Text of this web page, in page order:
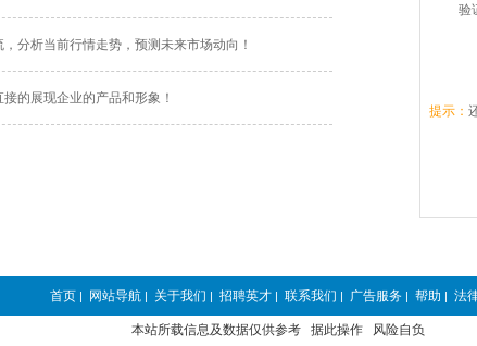
分析当前行情走势，预测未来市场动向！
的展现企业的产品和形象！
验
提示：
首页 | 网站导航 | 关于我们 | 招聘英才 | 联系我们 | 广告服务 | 帮助 | 法
本站所载信息及数据仅供参考 据此操作 风险自负